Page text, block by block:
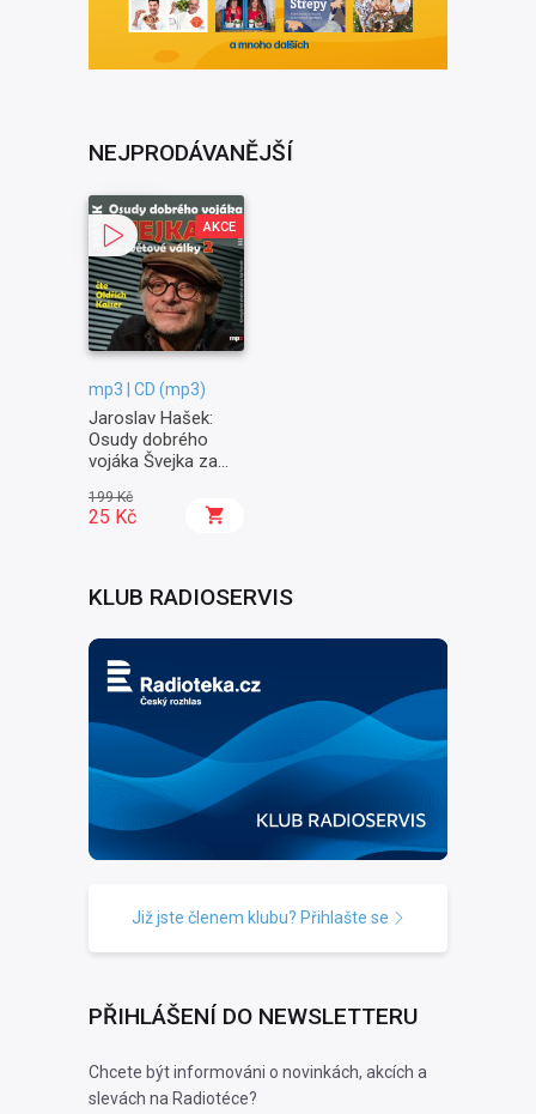
NEJPRODÁVANĚJŠÍ
AKCE
mp3 | CD (mp3)
Jaroslav Hašek:
Osudy dobrého
vojáka Švejka za
Na frontě
199 Kč
25 Kč
KLUB RADIOSERVIS
Již jste členem klubu? Přihlašte se
PŘIHLÁŠENÍ DO NEWSLETTERU
Chcete být informováni o novinkách, akcích a
slevách na Radiotéce?